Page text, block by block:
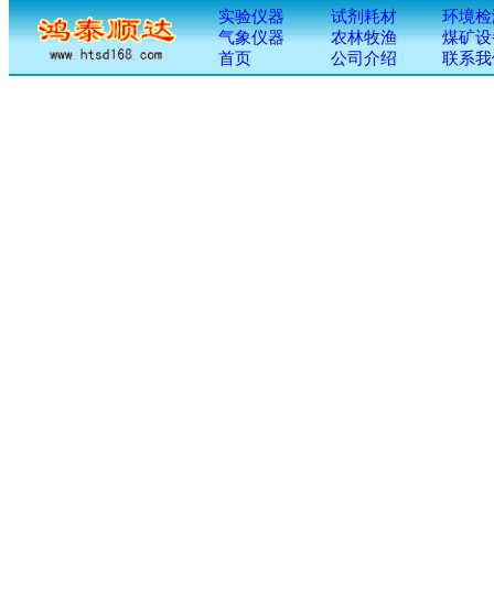
实验仪器 试剂耗材
环境
气象仪器
农林牧渔
煤矿
首页
公司介绍 联系